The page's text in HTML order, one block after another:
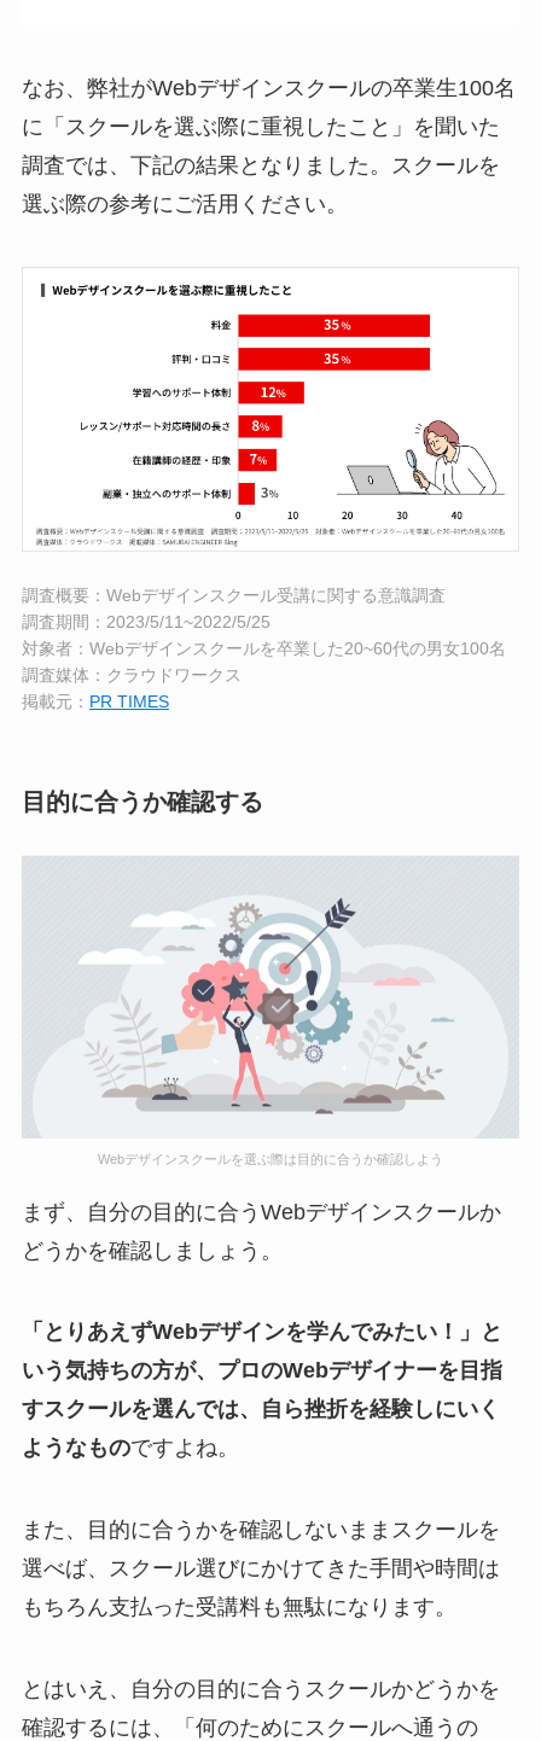
なお、弊社がWebデザインスクールの卒業生100名
に「スクールを選ぶ際に重視したこと」を聞いた
調査では、下記の結果となりました。スクールを
選ぶ際の参考にご活用ください。
調査概要：Webデザインスクール受講に関する意識調査
調査期間：2023/5/11~2022/5/25
対象者：Webデザインスクールを卒業した20~60代の男女100名
調査媒体：クラウドワークス
掲載元： PR TIMES
目的に合うか確認する
Webデザインスクールを選ぶ際は目的に合うか確認しよう
まず、自分の目的に合うWebデザインスクールか
どうかを確認しましょう。
「とりあえずWebデザインを学んでみたい！」と
いう気持ちの方が、プロのWebデザイナーを目指
すスクールを選んでは、自ら挫折を経験しにいく
ようなものですよね。
また、目的に合うかを確認しないままスクールを
選べば、スクール選びにかけてきた手間や時間は
もちろん支払った受講料も無駄になります。
とはいえ、自分の目的に合うスクールかどうかを
確認するには、「何のためにスクールへ通うの